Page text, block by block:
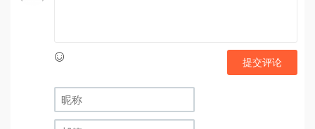
提交评论